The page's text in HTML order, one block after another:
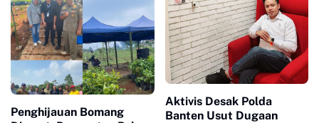
Penghijauan Bomang
Aktivis Desak Polda
Banten Usut Dugaan